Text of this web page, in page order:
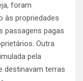
foram
às propriedades
passagens pagas
Outra
pela
destinavam terras